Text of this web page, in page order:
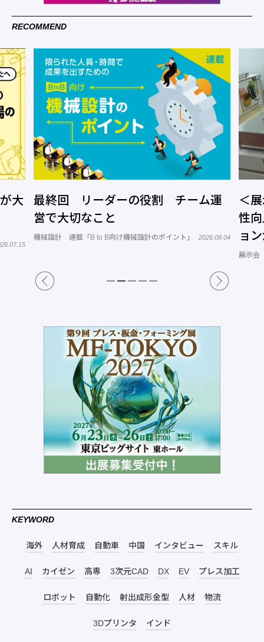
RECOMMEND
役割 チーム運
設計のポイント」 2026.08.04
＜展示会レポート＞食品工
性向上を支援する多様なソ
ョンが出展 「FOOMA
KEYWORD
海外 人材育成 自動車 中国 インタビュー スキル
AI カイゼン 高専 3次元CAD DX EV プレス加工
ロボット 自動化 射出成形金型 人材 物流
3Dプリンタ インド